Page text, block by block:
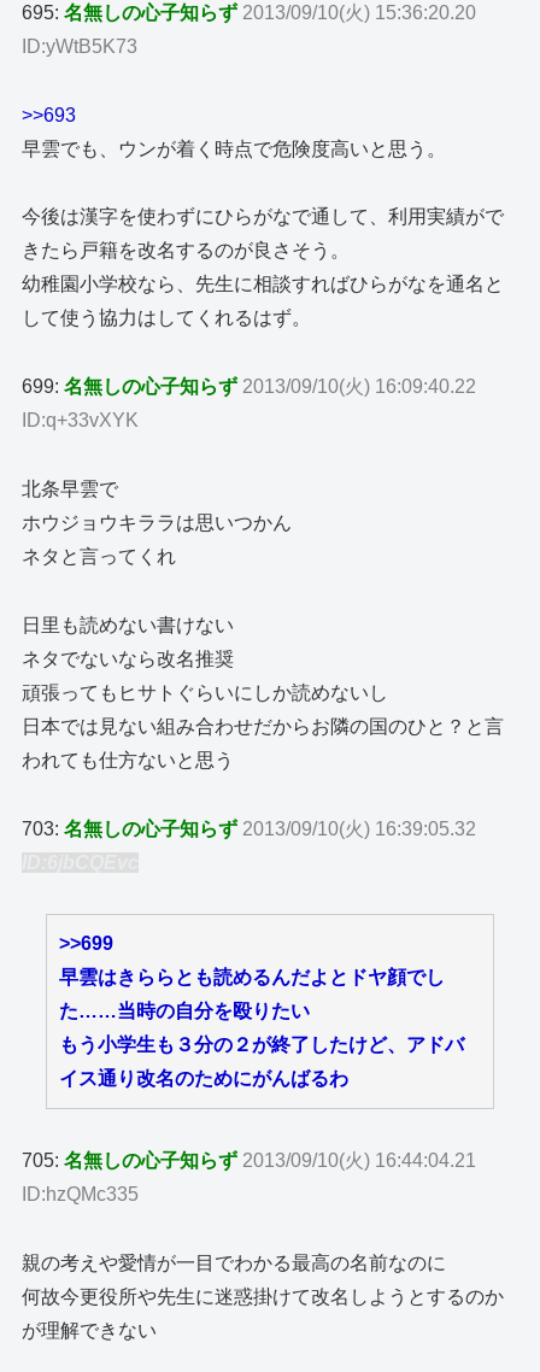
695:名無しの心子知らず 2013/09/10(火) 15:36:20.20
ID:yWtB5K73
>>693
早雲でも、ウンが着く時点で危険度高いと思う。
今後は漢字を使わずにひらがなで通して、利用実績がで
きたら戸籍を改名するのが良さそう。
幼稚園小学校なら、先生に相談すればひらがなを通名と
して使う協力はしてくれるはず。
699:名無しの心子知らず 2013/09/10(火) 16:09:40.22
ID:q+33vXYK
北条早雲で
ホウジョウキララは思いつかん
ネタと言ってくれ
日里も読めない書けない
ネタでないなら改名推奨
頑張ってもヒサトぐらいにしか読めないし
日本では見ない組み合わせだからお隣の国のひと？と言
われても仕方ないと思う
703:名無しの心子知らず 2013/09/10(火) 16:39:05.32
>>699
早雲はきららとも読めるんだよとドヤ顔でし
た……当時の自分を殴りたい
もう小学生も３分の２が終了したけど、アドバ
イス通り改名のためにがんばるわ
705:名無しの心子知らず 2013/09/10(火) 16:44:04.21
ID:hzQMc335
親の考えや愛情が一目でわかる最高の名前なのに
何故今更役所や先生に迷惑掛けて改名しようとするのか
が理解できない